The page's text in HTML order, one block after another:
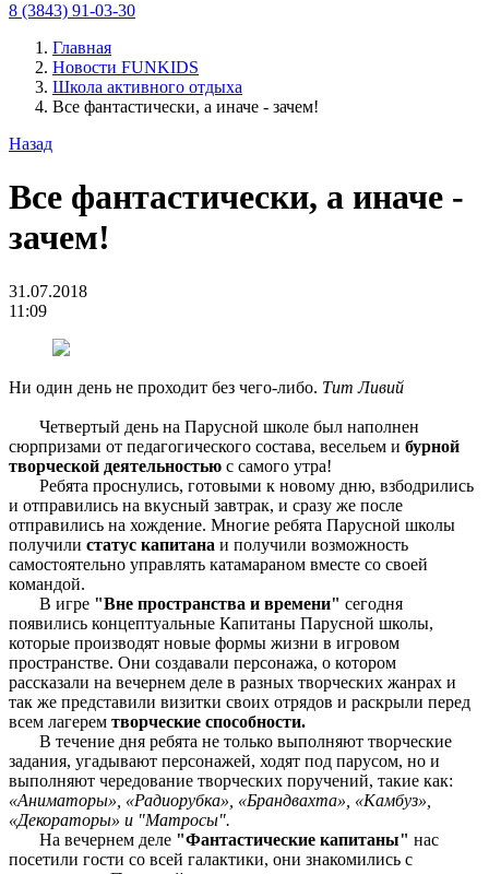
8 (3843) 91-03-30
Главная
Новости FUNKIDS
Школа активного отдыха
Все фантастически, а иначе - зачем!
Назад
Все фантастически, а иначе -
зачем!
31.07.2018
11:09
Ни один день не проходит без чего-либо. Тит Ливий
Четвертый день на Парусной школе был наполнен
сюрпризами от педагогического состава, весельем и бурной
творческой деятельностью с самого утра!
Ребята проснулись, готовыми к новому дню, взбодрились
и отправились на вкусный завтрак, и сразу же после
отправились на хождение. Многие ребята Парусной школы
получили статус капитана и получили возможность
самостоятельно управлять катамараном вместе со своей
командой.
В игре "Вне пространства и времени" сегодня
появились концептуальные Капитаны Парусной школы,
которые производят новые формы жизни в игровом
пространстве. Они создавали персонажа, о котором
рассказали на вечернем деле в разных творческих жанрах и
так же представили визитки своих отрядов и раскрыли перед
всем лагерем творческие способности.
В течение дня ребята не только выполняют творческие
задания, угадывают персонажей, ходят под парусом, но и
выполняют чередование творческих поручений, такие как:
«Аниматоры», «Радиорубка», «Брандвахта», «Камбуз»,
«Декораторы» и "Матросы".
На вечернем деле "Фантастические капитаны" нас
посетили гости со всей галактики, они знакомились с